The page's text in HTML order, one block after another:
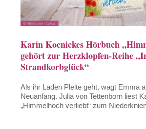
Karin Koenickes Hörbuch
gehört zur Herzklopfen-Reihe
Strandkorbglück“
Als ihr Laden Pleite geht, wagt Emma
Neuanfang. Julia von Tettenborn liest
„Himmelhoch verliebt“ zum